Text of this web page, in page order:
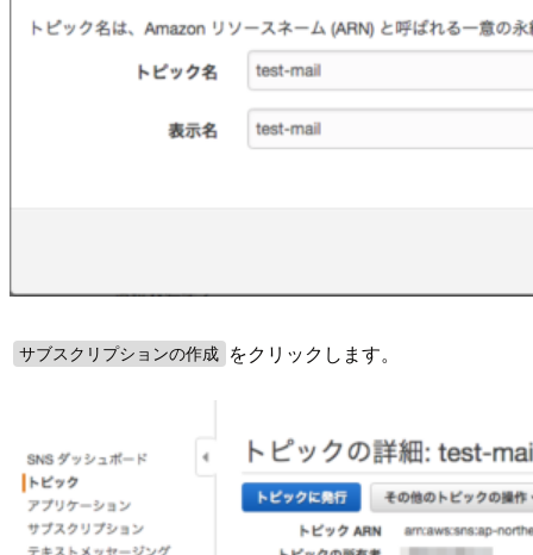
サブスクリプションの作成 をクリックします。